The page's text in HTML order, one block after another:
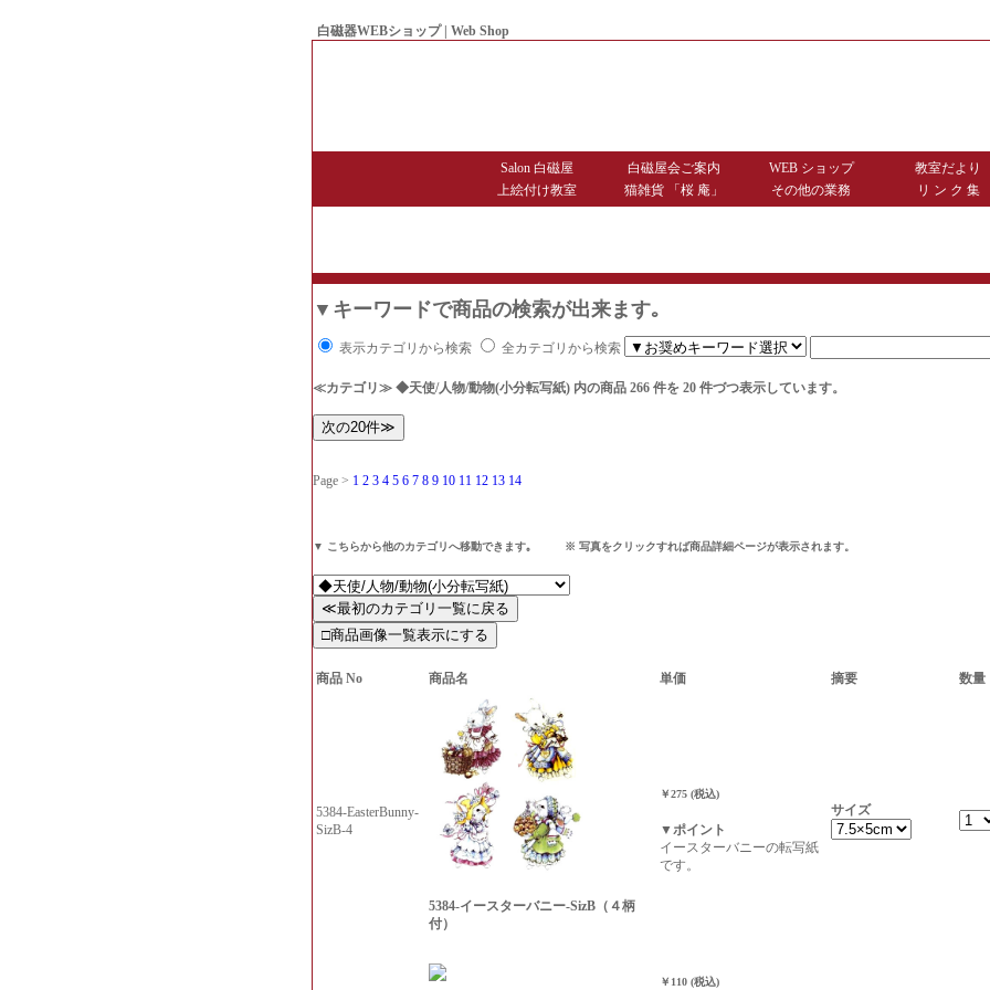
白磁器WEBショップ | Web Shop
Salon 白磁屋 白磁屋会ご案内 WEB ショップ
教室だより
上絵付け教室
猫雑貨 「桜 庵」 その他の業務 リ ン ク 集
▼キーワードで商品の検索が出来ます｡
表示カテゴリから検索 全カテゴリから検索
≪カテゴリ≫ ◆天使/人物/動物(小分転写紙) 内の商品 266 件を 20 件づつ表示しています。
Page > 1 2 3 4 5 6 7 8 9 10 11 12 13 14
▼ こちらから他のカテゴリへ移動できます｡ ※ 写真をクリックすれば商品詳細ページが表示されます。
商品 No 商品名 単価 摘要 数量
5384-EasterBunny-
SizB-4
5384-イースターバニー-SizB（４柄
付）
￥275 (税込)
▼ポイント
イースターバニーの転写紙
です。
サイズ
￥110 (税込)